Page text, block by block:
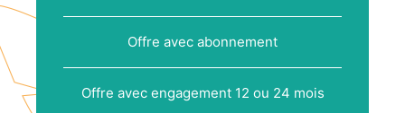
Offre avec abonnement
Offre avec engagement 12 ou 24 mois